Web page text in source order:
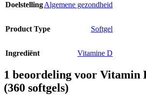
DoelstellingAlgemene gezondheid
Product Type Softgel
Ingrediënt Vitamine D
1 beoordeling voor Vitamin
(360 softgels)